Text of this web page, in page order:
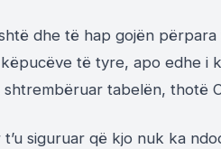
dhe të hap gojën përpara
të tyre, apo edhe i
tabelën, thotë
siguruar që kjo nuk ka